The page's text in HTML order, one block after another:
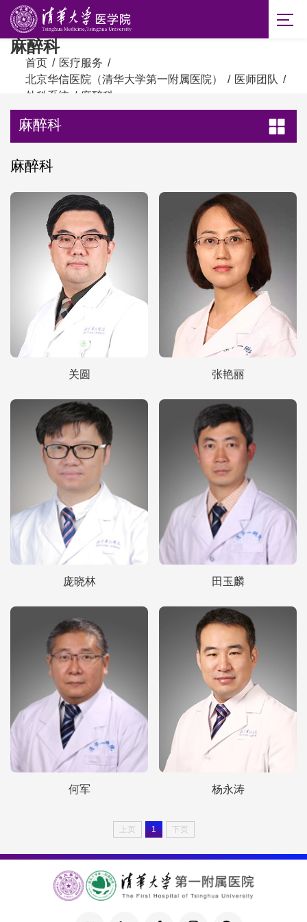
麻醉科
首页 / 医疗服务 /
北京华信医院（清华大学第一附属医院）
/ 医师团队 /
外科系统 / 麻醉科
麻醉科
麻醉科
关圆 张艳丽
庞晓林 田玉麟
何军 杨永涛
上页 1 下页